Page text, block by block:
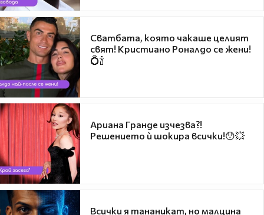
Сватбата, която чакаше целият
свят! Кристиано Роналдо се жени!
💍🍾
Ариана Гранде изчезва?!
Решението ѝ шокира всички!😯💥
Всички я тананикат, но малцина